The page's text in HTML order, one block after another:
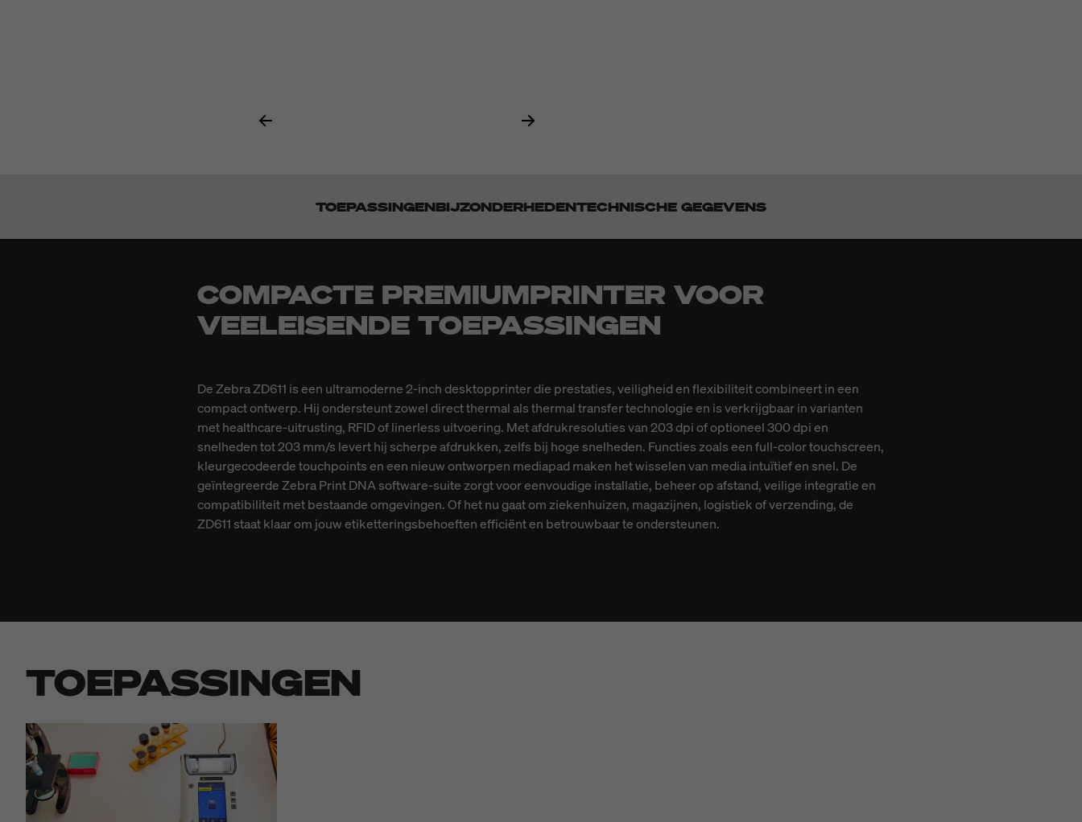
TOEPASSINGENBIJZONDERHEDENTECHNISCHE GEGEVENS
COMPACTE PREMIUMPRINTER VOOR
VEELEISENDE TOEPASSINGEN
De Zebra ZD611 is een ultramoderne 2-inch desktopprinter die prestaties, veiligheid en flexibiliteit combineert in een
compact ontwerp. Hij ondersteunt zowel direct thermal als thermal transfer technologie en is verkrijgbaar in varianten
met healthcare-uitrusting, RFID of linerless uitvoering. Met afdrukresoluties van 203 dpi of optioneel 300 dpi en
snelheden tot 203 mm/s levert hij scherpe afdrukken, zelfs bij hoge snelheden. Functies zoals een full-color touchscreen,
kleurgecodeerde touchpoints en een nieuw ontworpen mediapad maken het wisselen van media intuïtief en snel. De
geïntegreerde Zebra Print DNA software-suite zorgt voor eenvoudige installatie, beheer op afstand, veilige integratie en
compatibiliteit met bestaande omgevingen. Of het nu gaat om ziekenhuizen, magazijnen, logistiek of verzending, de
ZD611 staat klaar om jouw etiketteringsbehoeften efficiënt en betrouwbaar te ondersteunen.
TOEPASSINGEN